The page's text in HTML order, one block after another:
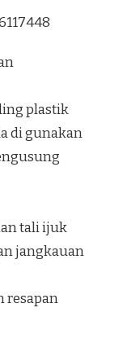
plastik
di gunakan
tali ijuk
jangkauan
resapan